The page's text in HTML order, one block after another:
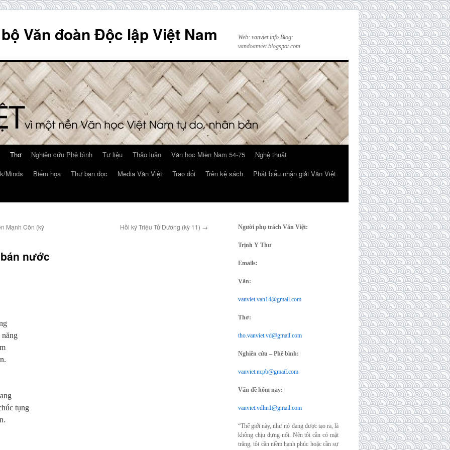
Văn đoàn Độc lập Việt Nam
Web: vanviet.info Blog:
vandoanviet.blogspot.com
Thơ Nghiên cứu Phê bình Tư liệu Thảo luận Văn học Miền Nam 54-75
Nghệ thuật
Minds Biếm họa Thư bạn đọc Media Văn Việt Trao đổi Trên kệ sách
Phát biểu nhận giải Văn Việt
Mạnh Côn (kỳ
Hồi ký Triệu Tử Dương (kỳ 11) →
nước
năng
tụng
Người phụ trách Văn Việt:
Trịnh Y Thư
Emails:
Văn:
vanviet.van14@gmail.com
Thơ:
tho.vanviet.vd@gmail.com
Nghiên cứu – Phê bình:
vanviet.ncpb@gmail.com
Vấn đề hôm nay:
vanviet.vdhn1@gmail.com
“Thế giới này, như nó đang được tạo ra, là
không chịu đựng nổi. Nên tôi cần có mặt
trăng, tôi cần niềm hạnh phúc hoặc cần sự